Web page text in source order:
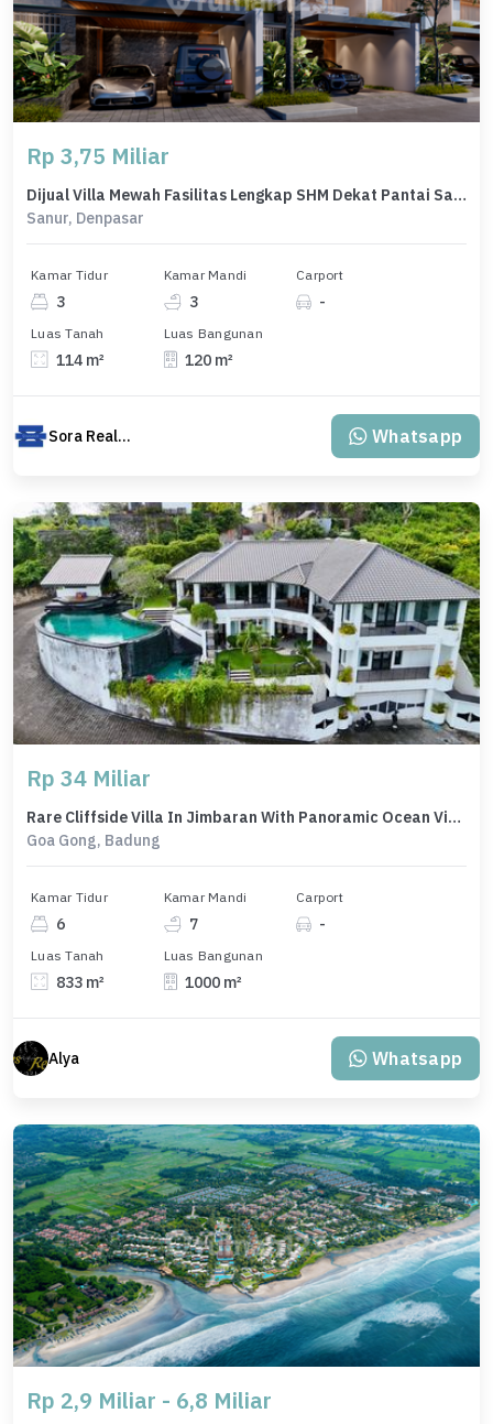
Rp 3,75 Miliar
Dijual Villa Mewah Fasilitas Lengkap SHM Dekat Pantai Sanur Bali
Sanur, Denpasar
Kamar Tidur
3
Kamar Mandi
3
Carport
-
Luas Tanah
114 m²
Luas Bangunan
120 m²
Sora Realty Bali Whatsapp
Rp 34 Miliar
Rare Cliffside Villa In Jimbaran With Panoramic Ocean Views
Goa Gong, Badung
Kamar Tidur
6
Kamar Mandi
7
Carport
-
Luas Tanah
833 m²
Luas Bangunan
1000 m²
Alya Whatsapp
Rp 2,9 Miliar - 6,8 Miliar